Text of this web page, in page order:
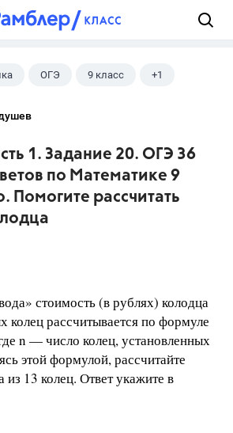
ОГЭ 9 класс +1
1. Задание 20. ОГЭ 36
по Математике 9
Помогите рассчитать
стоимость (в рублях) колодца
колец рассчитывается по формуле
n — число колец, установленных
этой формулой, рассчитайте
из 13 колец. Ответ укажите в